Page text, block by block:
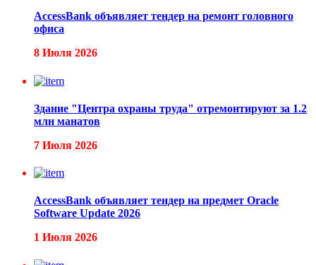
AccessBank объявляет тендер на ремонт головного
офиса
8 Июля 2026
Здание "Центра охраны труда" отремонтируют за 1.2
млн манатов
7 Июля 2026
AccessBank объявляет тендер на предмет Oracle
Software Update 2026
1 Июля 2026